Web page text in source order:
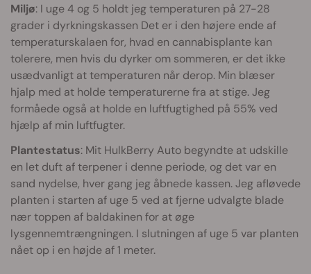
Miljø: I uge 4 og 5 holdt jeg temperaturen på 27-28
grader i dyrkningskassen Det er i den højere ende af
temperaturskalaen for, hvad en cannabisplante kan
tolerere, men hvis du dyrker om sommeren, er det ikke
usædvanligt at temperaturen når derop. Min blæser
hjalp med at holde temperaturerne fra at stige. Jeg
formåede også at holde en luftfugtighed på 55% ved
hjælp af min luftfugter.
Plantestatus: Mit HulkBerry Auto begyndte at udskille
en let duft af terpener i denne periode, og det var en
sand nydelse, hver gang jeg åbnede kassen. Jeg afløvede
planten i starten af uge 5 ved at fjerne udvalgte blade
nær toppen af baldakinen for at øge
lysgennemtrængningen. I slutningen af uge 5 var planten
nået op i en højde af 1 meter.